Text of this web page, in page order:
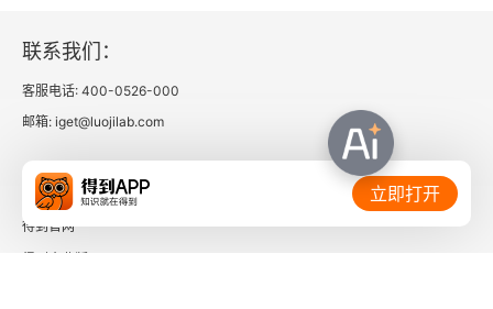
联系我们：
客服电话: 400-0526-000
邮箱: iget@luojilab.com
相关链接：
得到官网
立即打开